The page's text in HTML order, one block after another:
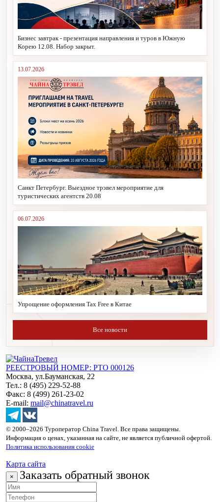
Бизнес завтрак - презентация направления и туров в Южную
Корею 12.08. Набор закрыт.
13.07.2026
Санкт Петербург. Выездное трэвел мероприятие для
туристических агентств 20.08
06.07.2026
Упрощение оформления Tax Free в Китае
Все новости
РЕЕСТРОВЫЙ НОМЕР: РТО 000126
Москва, ул.Бауманская, 22
Тел.: 8 (495) 229-52-88
Факс: 8 (499) 261-23-02
E-mail: mail@chinatravel.ru
© 2000–2026 Туроператор China Travel. Все права защищены.
Информация о ценах, указанная на сайте, не является публичной офертой.
Политика использования cookie
Карта сайта
× Заказать обратный звонок